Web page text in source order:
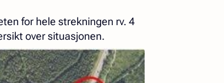
for hele strekningen rv. 4
over situasjonen.